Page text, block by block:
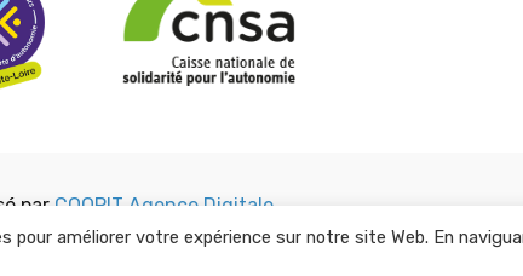
par COQPIT Agence Digitale
pour améliorer votre expérience sur notre site Web. En